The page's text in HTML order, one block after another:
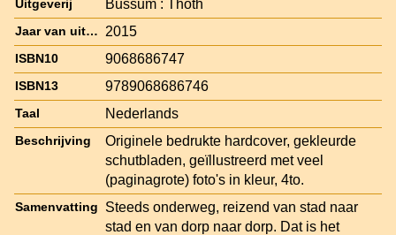
Uitgeverij Bussum : Thoth
Jaar van uitgave 2015
ISBN10 9068686747
ISBN13 9789068686746
Taal Nederlands
Beschrijving
Originele bedrukte hardcover, gekleurde
schutbladen, geïllustreerd met veel
(paginagrote) foto's in kleur, 4to.
Samenvatting
Steeds onderweg, reizend van stad naar
stad en van dorp naar dorp. Dat is het